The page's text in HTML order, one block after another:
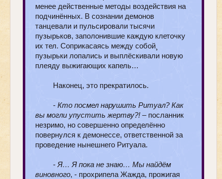
менее действенные методы воздействия на
подчинённых. В сознании демонов
танцевали и пульсировали тысячи
пузырьков, заполонившие каждую клеточку
их тел. Соприкасаясь между собой¸
пузырьки лопались и выплёскивали новую
плеяду выжигающих капель…
Наконец, это прекратилось.
-Кто посмел нарушить Ритуал? Как
вы могли упустить жертву?! – посланник
незримо, но совершенно определённо
повернулся к демонессе, ответственной за
проведение нынешнего Ритуала.
-Я… Я пока не знаю… Мы найдём
виновного, - прохрипела Жажда, прожигая